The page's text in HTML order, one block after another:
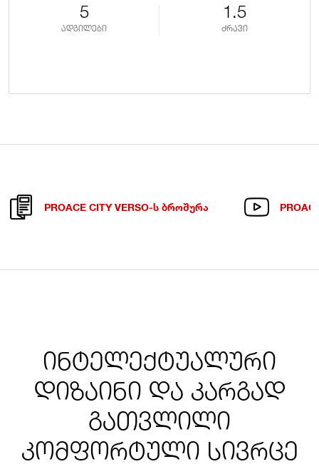
5
ადგილები
1.5
ძრავი
PROACE CITY VERSO-Ს ᲑᲠᲝᲨᲣᲠᲐ
ინტელექტუალური
დიზაინი და კარგად
გათვლილი
კომფორტული სივრცე